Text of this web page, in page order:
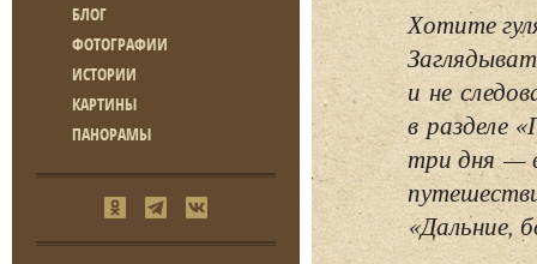
БЛОГ
ФОТОГРАФИИ
ИСТОРИИ
КАРТИНЫ
ПАНОРАМЫ
Хотите
и не
в разделе
три дня —
«Дальние,